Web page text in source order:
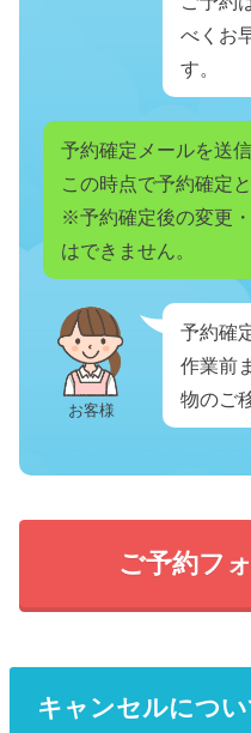
べくお
す。
予約確定メールを送信
この時点で予約確定
※予約確定後の変更
はできません。
お客様
予約確
作業前
物のご
ご予約フ
キャンセルについ